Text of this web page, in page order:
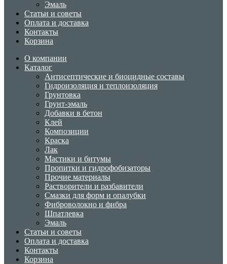
Эмаль
Статьи и советы
Оплата и доставка
Контакты
Корзина
О компании
Каталог
Антисептические и биоцидные составы
Гидроизоляция и теплоизоляция
Грунтовка
Грунт-эмаль
Добавки в бетон
Клей
Композиции
Краска
Лак
Мастики и битумы
Пропитки и гидрофобизаторы
Прочие материалы
Растворители и разбавители
Смазки для форм и опалубки
Фиброволокно и фибра
Шпатлевка
Эмаль
Статьи и советы
Оплата и доставка
Контакты
Корзина